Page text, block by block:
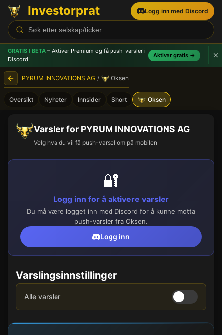
Investorprat Logg inn med Discord
GRATIS I BETA – Aktiver Premium og få push-varsler i
Discord!
Aktiver gratis →
PYRUM INNOVATIONS AG / Oksen
Oversikt Nyheter Innsider Short Oksen
Varsler for PYRUM INNOVATIONS AG
Velg hva du vil få push-varsel om på mobilen
🔐
Logg inn for å aktivere varsler
Du må være logget inn med Discord for å kunne motta
push-varsler fra Oksen.
Logg inn
Varslingsinnstillinger
Alle varsler